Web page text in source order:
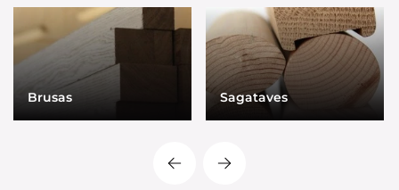
Brusas Sagataves